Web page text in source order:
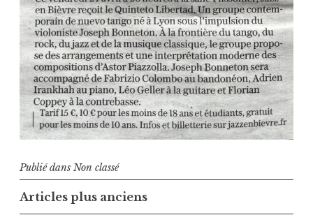
Publié dans Non classé
Navigation
Articles plus anciens